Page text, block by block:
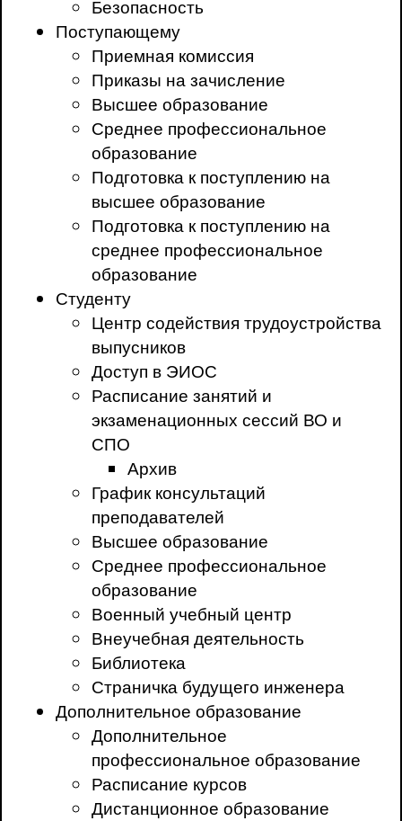
Безопасность
Поступающему
Приемная комиссия
Приказы на зачисление
Высшее образование
Среднее профессиональное
образование
Подготовка к поступлению на
высшее образование
Подготовка к поступлению на
среднее профессиональное
образование
Студенту
Центр содействия трудоустройства
выпусников
Доступ в ЭИОС
Расписание занятий и
экзаменационных сессий ВО и
СПО
Архив
График консультаций
преподавателей
Высшее образование
Среднее профессиональное
образование
Военный учебный центр
Внеучебная деятельность
Библиотека
Страничка будущего инженера
Дополнительное образование
Дополнительное
профессиональное образование
Расписание курсов
Дистанционное образование